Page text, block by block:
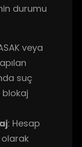
durumu
veya
suç
: Hesap